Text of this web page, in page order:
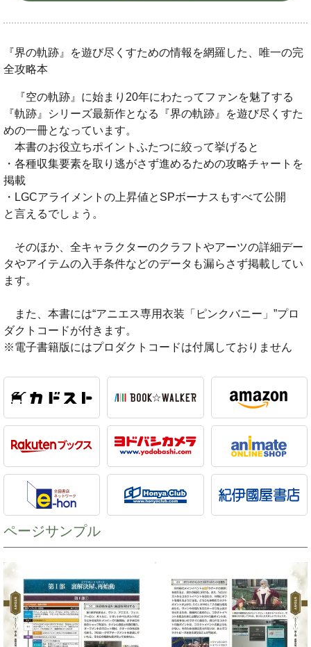
『界の軌跡』を遊び尽くすための情報を網羅した、唯一の完
全攻略本
『空の軌跡』に始まり20年にわたってファンを魅了する
『軌跡』シリーズ最新作となる『界の軌跡』を遊び尽くすた
めの一冊となっています。
本書のお役立ちポイントふたつに絞って挙げると
・各種収集要素を取り逃がさず進めるための攻略チャートを
掲載
・LGCアライメントの上昇値とSPボーナスもすべて公開
と言えるでしょう。
そのほか、全キャラクターのクラフトやアーツの詳細デー
タやアイテムの入手条件などのデータも漏らさず掲載してい
ます。
また、本書には“アニエス専用衣装「ピンクバニー」”プロ
ダクトコードが付きます。
※電子書籍版にはプロダクトコードは付属しておりません
ページサンプル